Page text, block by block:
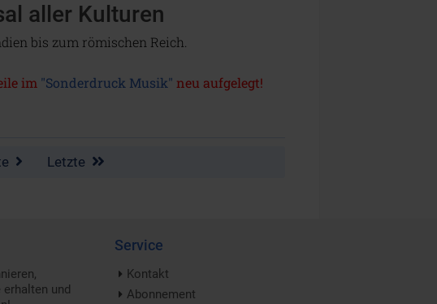
aller Kulturen
bis zum römischen Reich.
im "Sonderdruck Musik" neu aufgelegt!
Letzte
erhalten und
Service
Kontakt
Abonnement